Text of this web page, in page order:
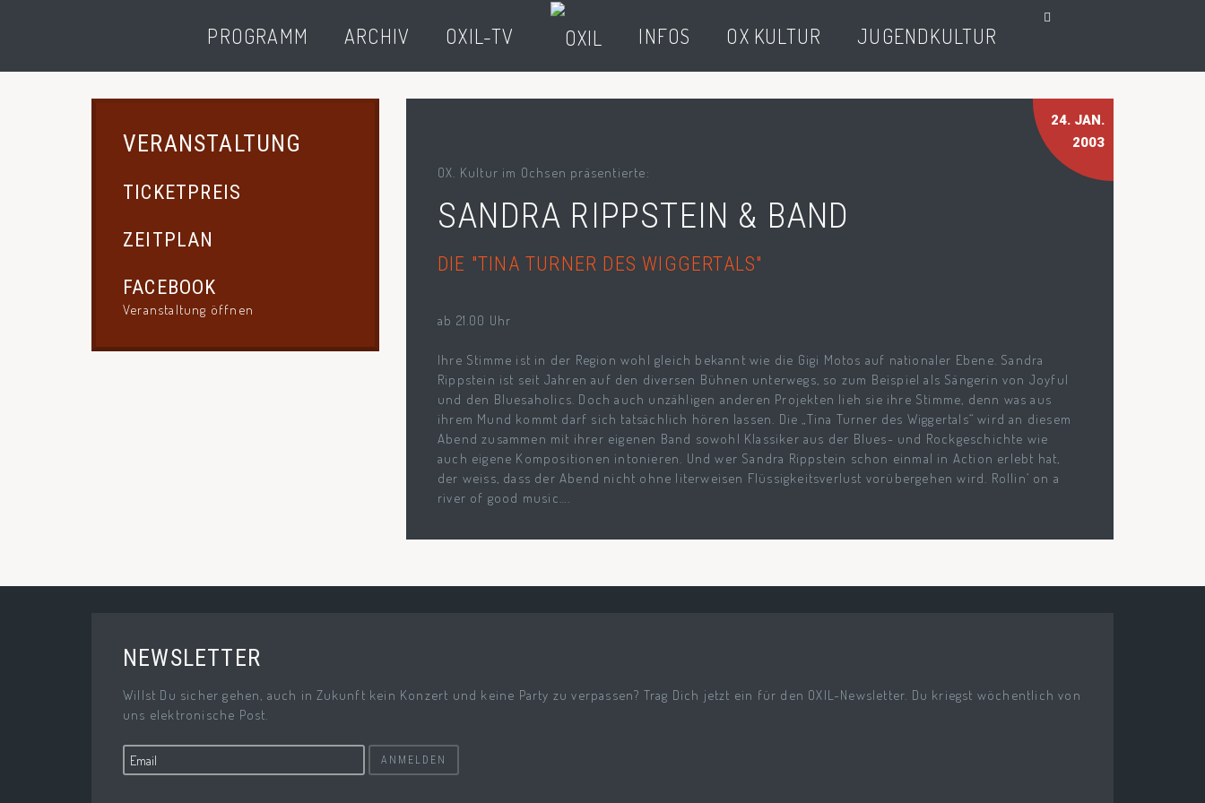
PROGRAMM ARCHIV OXIL-TV INFOS OX KULTUR JUGENDKULTUR
24. JAN.
2003
OX. Kultur im Ochsen präsentierte:
SANDRA RIPPSTEIN & BAND
DIE "TINA TURNER DES WIGGERTALS"
ab 21.00 Uhr
Ihre Stimme ist in der Region wohl gleich bekannt wie die Gigi Motos auf nationaler Ebene. Sandra
Rippstein ist seit Jahren auf den diversen Bühnen unterwegs, so zum Beispiel als Sängerin von Joyful
und den Bluesaholics. Doch auch unzähligen anderen Projekten lieh sie ihre Stimme, denn was aus
ihrem Mund kommt darf sich tatsächlich hören lassen. Die „Tina Turner des Wiggertals“ wird an diesem
Abend zusammen mit ihrer eigenen Band sowohl Klassiker aus der Blues- und Rockgeschichte wie
auch eigene Kompositionen intonieren. Und wer Sandra Rippstein schon einmal in Action erlebt hat,
der weiss, dass der Abend nicht ohne literweisen Flüssigkeitsverlust vorübergehen wird. Rollin‘ on a
river of good music….
VERANSTALTUNG
TICKETPREIS
ZEITPLAN
FACEBOOK
Veranstaltung öffnen
NEWSLETTER
Willst Du sicher gehen, auch in Zukunft kein Konzert und keine Party zu verpassen? Trag Dich jetzt ein für den OXIL-Newsletter. Du kriegst wöchentlich von
uns elektronische Post.
ANMELDEN